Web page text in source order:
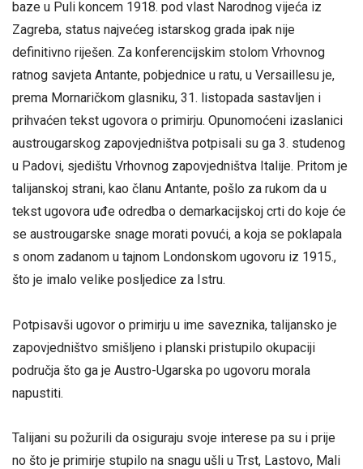
baze u Puli koncem 1918. pod vlast Narodnog vijeća iz
Zagreba, status najvećeg istarskog grada ipak nije
definitivno riješen. Za konferencijskim stolom Vrhovnog
ratnog savjeta Antante, pobjednice u ratu, u Versaillesu je,
prema Mornaričkom glasniku, 31. listopada sastavljen i
prihvaćen tekst ugovora o primirju. Opunomoćeni izaslanici
austrougarskog zapovjedništva potpisali su ga 3. studenog
u Padovi, sjedištu Vrhovnog zapovjedništva Italije. Pritom je
talijanskoj strani, kao članu Antante, pošlo za rukom da u
tekst ugovora uđe odredba o demarkacijskoj crti do koje će
se austrougarske snage morati povući, a koja se poklapala
s onom zadanom u tajnom Londonskom ugovoru iz 1915.,
što je imalo velike posljedice za Istru.
Potpisavši ugovor o primirju u ime saveznika, talijansko je
zapovjedništvo smišljeno i planski pristupilo okupaciji
područja što ga je Austro-Ugarska po ugovoru morala
napustiti.
Talijani su požurili da osiguraju svoje interese pa su i prije
no što je primirje stupilo na snagu ušli u Trst, Lastovo, Mali